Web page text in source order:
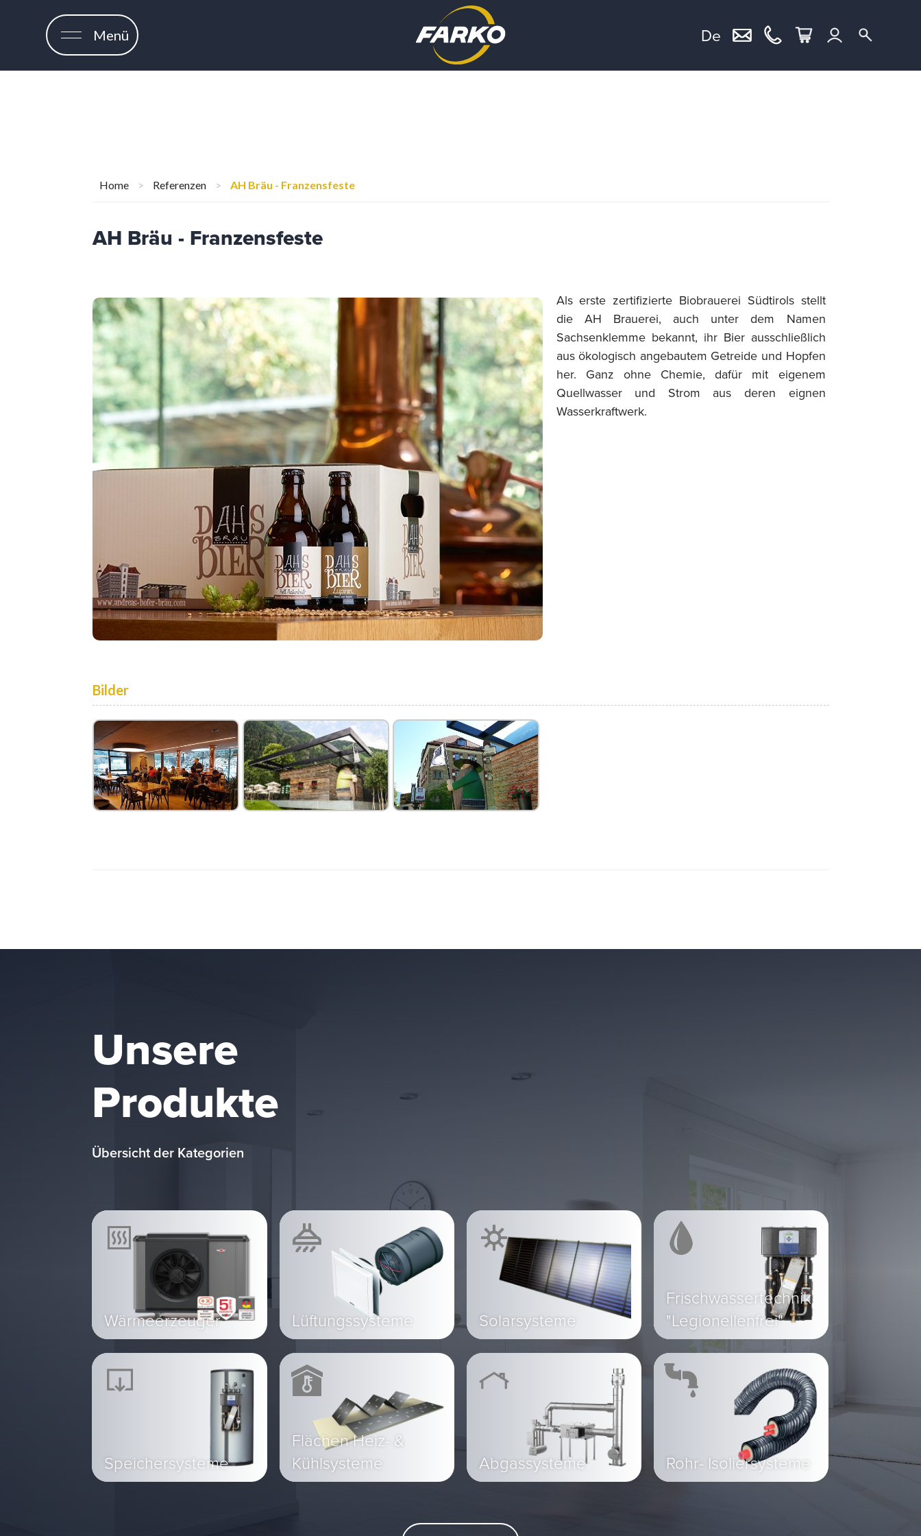
Menü De
Home > Referenzen > AH Bräu - Franzensfeste
AH Bräu - Franzensfeste
Als erste zertifizierte Biobrauerei Südtirols stellt
die AH Brauerei, auch unter dem Namen
Sachsenklemme bekannt, ihr Bier ausschließlich
aus ökologisch angebautem Getreide und Hopfen
her. Ganz ohne Chemie, dafür mit eigenem
Quellwasser und Strom aus deren eignen
Wasserkraftwerk.
Bilder
Unsere
Produkte
Übersicht der Kategorien
Wärmeerzeuger Lüftungssysteme Solarsysteme
Frischwassertechnik
"Legionellenfrei"
Speichersysteme
Flächen Heiz- &
Kühlsysteme
Abgassysteme Rohr- Isoliersysteme